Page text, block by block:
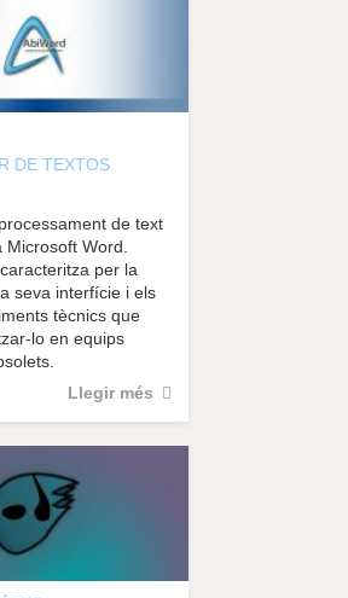
e
l
DE TEXTOS
de text
Word.
per la
seva interfície i els
tècnics que
lo en equips
Llegir més